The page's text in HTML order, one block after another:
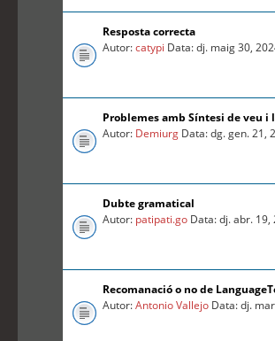
Resposta correcta
Autor:catypi Data: dj. maig 30,
Problemes amb Síntesi de veu i
Autor: Demiurg Data: dg. gen. 21,
Dubte gramatical
Autor: patipati.go Data: dj. abr. 19,
Recomanació o no de
Autor:Antonio Vallejo Data: dj.